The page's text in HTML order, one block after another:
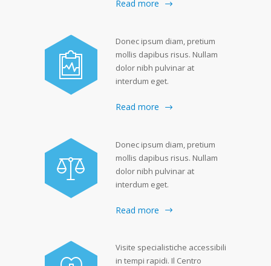
Read more
Donec ipsum diam, pretium
mollis dapibus risus. Nullam
dolor nibh pulvinar at
interdum eget.
Read more
Donec ipsum diam, pretium
mollis dapibus risus. Nullam
dolor nibh pulvinar at
interdum eget.
Read more
Visite specialistiche accessibili
in tempi rapidi. Il Centro